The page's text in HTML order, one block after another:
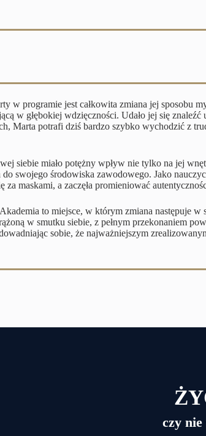
w programie jest całkowita zmiana jej sposobu
w głębokiej wdzięczności. Udało jej się
Marta potrafi dziś bardzo szybko wychodzić z
siebie miało potężny wpływ nie tylko na jej
do swojego środowiska zawodowego. Jako
za maskami, a zaczęła promieniować
to miejsce, w którym zmiana następuje
w smutku siebie, z pełnym przekonaniem
sobie, że najważniejszym
czy